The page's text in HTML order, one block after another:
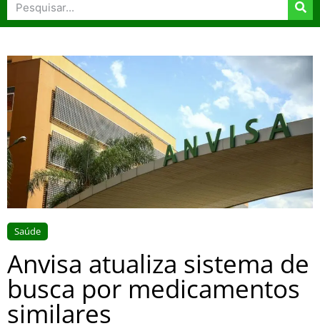
Saúde
Anvisa atualiza sistema de
busca por medicamentos
similares